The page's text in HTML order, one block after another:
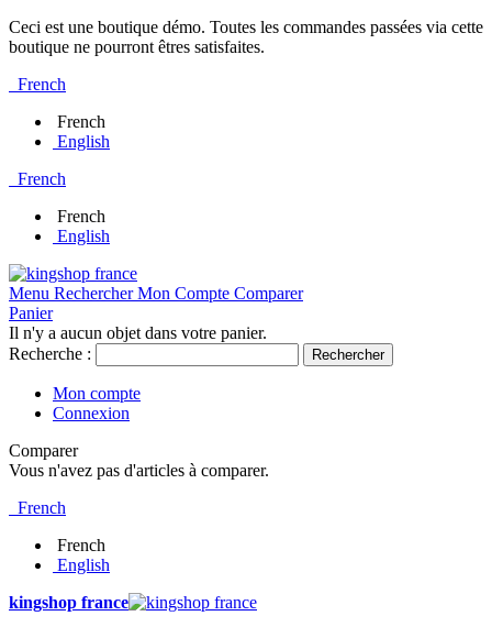
Ceci est une boutique démo. Toutes les commandes passées via cette
boutique ne pourront êtres satisfaites.
French
French
English
French
French
English
Menu Rechercher Mon Compte Comparer
Panier
Il n'y a aucun objet dans votre panier.
Recherche :
Rechercher
Mon compte
Connexion
Comparer
Vous n'avez pas d'articles à comparer.
French
French
English
kingshop france